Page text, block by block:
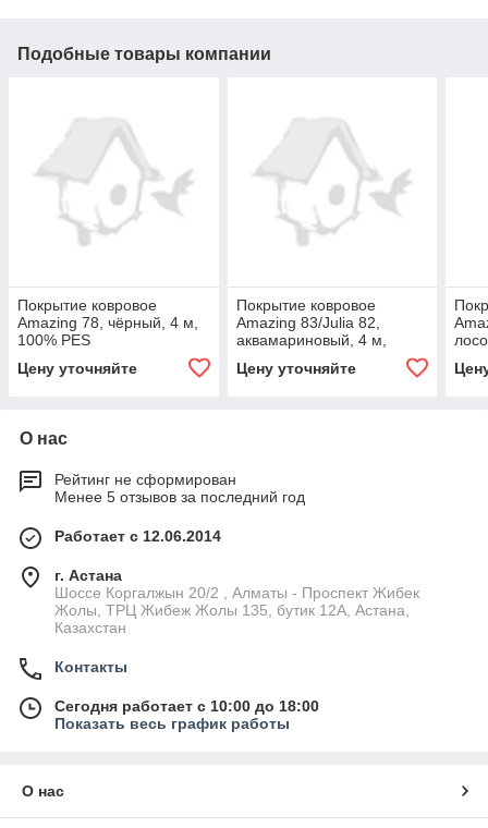
Подобные товары компании
Покрытие ковровое
Amazing 78, чёрный, 4 м,
100% PES
Цену уточняйте
Покрытие ковровое
Amazing 83/Julia 82,
аквамариновый, 4 м,
Цену уточняйте
О нас
Рейтинг не сформирован
Менее 5 отзывов за последний год
Работает с 12.06.2014
г. Астана
Шоссе Коргалжын 20/2 , Алматы - Проспект Жибек
Жолы, ТРЦ Жибеж Жолы 135, бутик 12А, Астана,
Казахстан
Контакты
Сегодня работает с 10:00 до 18:00
Показать весь график работы
О нас